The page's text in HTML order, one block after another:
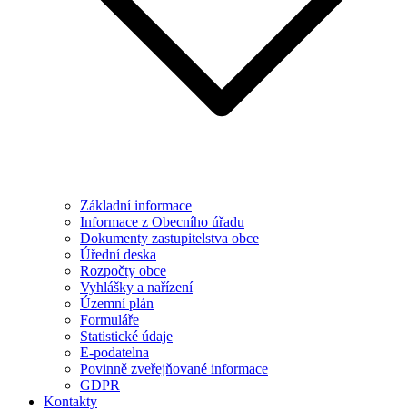
Základní informace
Informace z Obecního úřadu
Dokumenty zastupitelstva obce
Úřední deska
Rozpočty obce
Vyhlášky a nařízení
Územní plán
Formuláře
Statistické údaje
E-podatelna
Povinně zveřejňované informace
GDPR
Kontakty